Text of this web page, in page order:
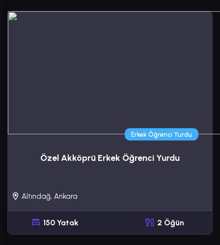
Erkek Öğrenci Yurdu
Özel Akköprü Erkek Öğrenci Yurdu
Altındağ, Ankara
150 Yatak 2 Öğün